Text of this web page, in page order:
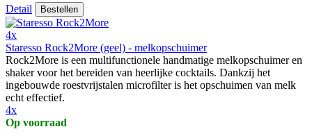
Detail Bestellen
4x
Staresso Rock2More (geel) - melkopschuimer
Rock2More is een multifunctionele handmatige melkopschuimer en
shaker voor het bereiden van heerlijke cocktails. Dankzij het
ingebouwde roestvrijstalen microfilter is het opschuimen van melk
echt effectief.
4x
Op voorraad